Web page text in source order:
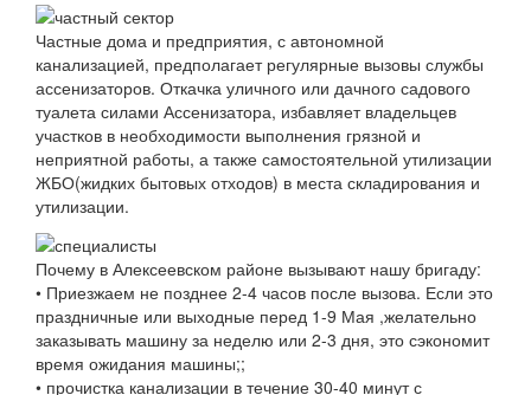
Частные дома и предприятия, с автономной
канализацией, предполагает регулярные вызовы службы
ассенизаторов. Откачка уличного или дачного садового
туалета силами Ассенизатора, избавляет владельцев
участков в необходимости выполнения грязной и
неприятной работы, а также самостоятельной утилизации
ЖБО(жидких бытовых отходов) в места складирования и
утилизации.
Почему в Алексеевском районе вызывают нашу бригаду:
• Приезжаем не позднее 2-4 часов после вызова. Если это
праздничные или выходные перед 1-9 Мая ,желательно
заказывать машину за неделю или 2-3 дня, это сэкономит
время ожидания машины;;
• прочистка канализации в течение 30-40 минут с